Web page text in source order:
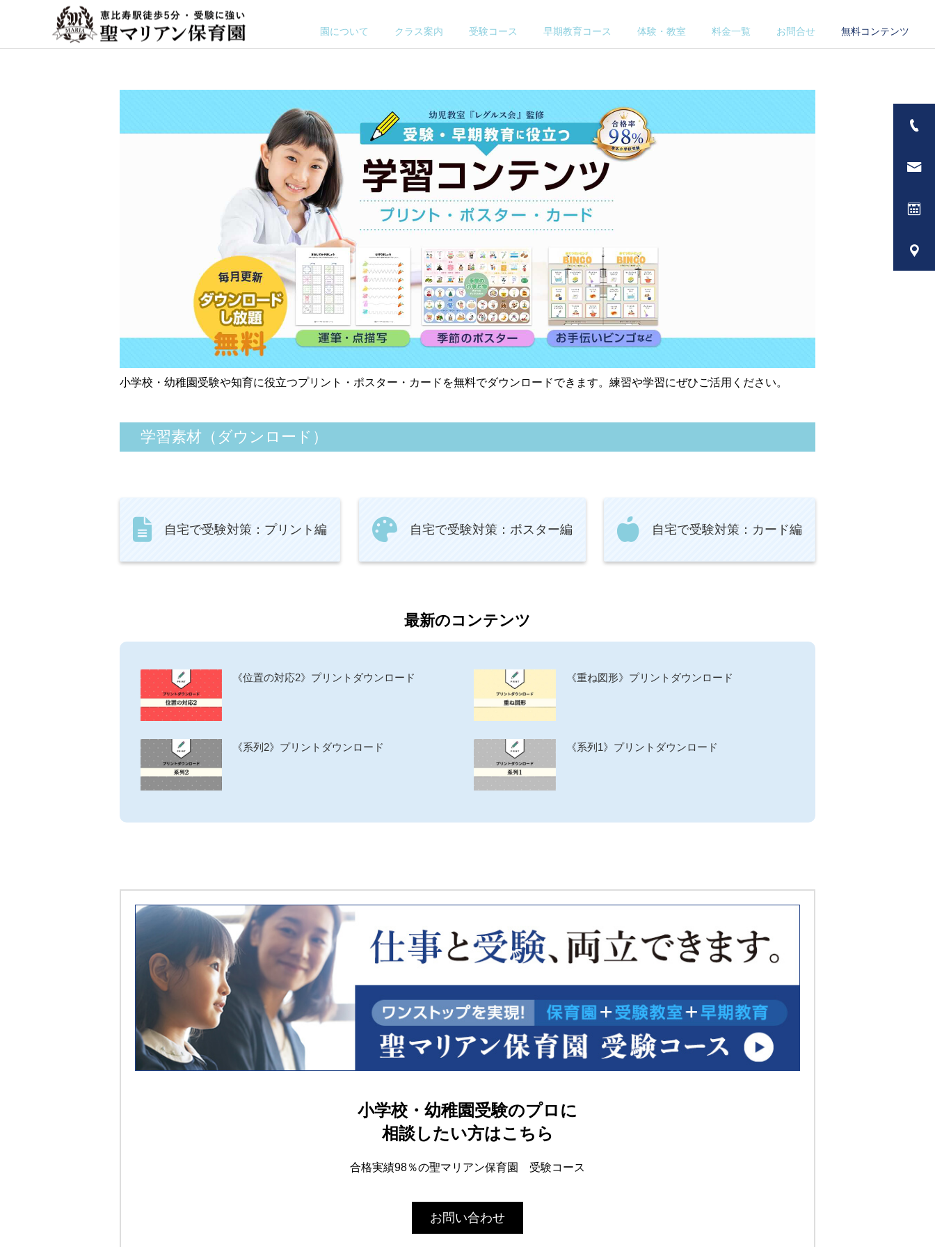
園について クラス案内 受験コース 早期教育コース 体験・教室 料金一覧 お問合せ 無料コンテンツ
小学校・幼稚園受験や知育に役立つプリント・ポスター・カードを無料でダウンロードできます。練習や学習にぜひご活用ください。
学習素材（ダウンロード）
自宅で受験対策：プリント編 自宅で受験対策：ポスター編 自宅で受験対策：カード編
最新のコンテンツ
《位置の対応2》プリントダウンロード 《重ね図形》プリントダウンロード
《系列2》プリントダウンロード 《系列1》プリントダウンロード
小学校・幼稚園受験のプロに
相談したい方はこちら
合格実績98％の聖マリアン保育園 受験コース
お問い合わせ